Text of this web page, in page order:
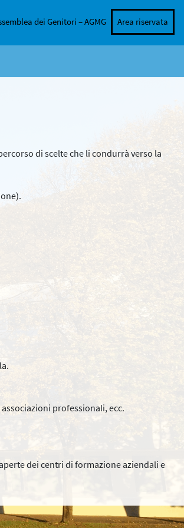
dei Genitori – AGMG Area riservata
di scelte che li condurrà verso la
professionali, ecc.
dei centri di formazione aziendali e